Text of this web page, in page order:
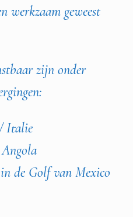
werkzaam geweest
zijn onder
Italie
de Golf van Mexico